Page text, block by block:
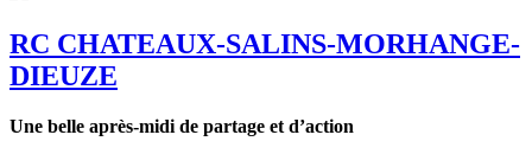
RC CHATEAUX-SALINS-MORHANGE-
DIEUZE
Une belle après-midi de partage et d’action